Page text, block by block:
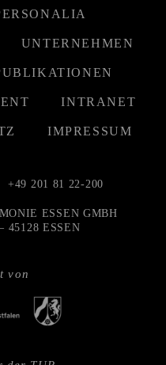
UNTERNEHMEN
INTRANET
IMPRESSUM
von
+49 201 81 22-200
ESSEN GMBH
45128 ESSEN